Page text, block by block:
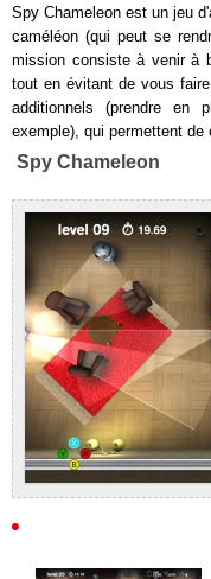
Spy Chameleon est un jeu
caméléon (qui peut se
mission consiste à venir à
tout en évitant de vous
additionnels (prendre en
exemple), qui permettent de
Spy Chameleon